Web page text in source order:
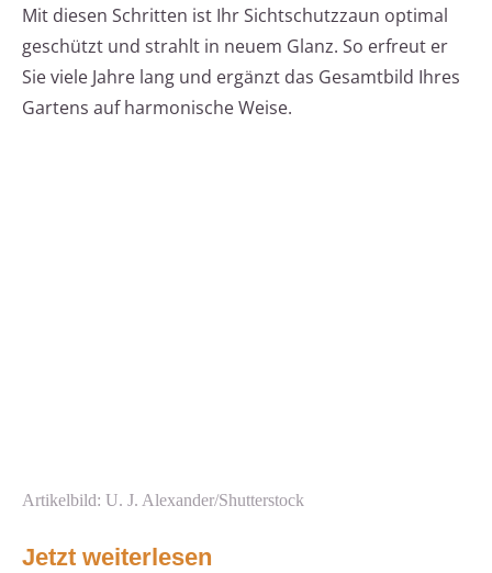
Mit diesen Schritten ist Ihr Sichtschutzzaun optimal
geschützt und strahlt in neuem Glanz. So erfreut er
Sie viele Jahre lang und ergänzt das Gesamtbild Ihres
Gartens auf harmonische Weise.
Artikelbild: U. J. Alexander/Shutterstock
Jetzt weiterlesen